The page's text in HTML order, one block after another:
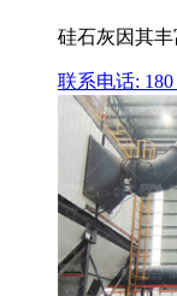
硅石灰因其
联系电话: 180